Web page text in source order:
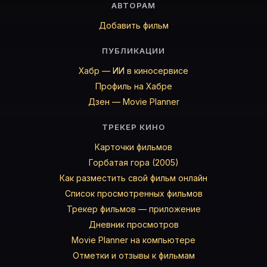
АВТОРАМ
Добавить фильм
ПУБЛИКАЦИИ
Хабр — ИИ в киносервисе
Профиль на Хабре
Дзен — Movie Planner
ТРЕКЕР КИНО
Карточки фильмов
Горбатая гора (2005)
Как разместить свой фильм онлайн
Список просмотренных фильмов
Трекер фильмов — приложение
Дневник просмотров
Movie Planner на компьютере
Отметки и отзывы к фильмам